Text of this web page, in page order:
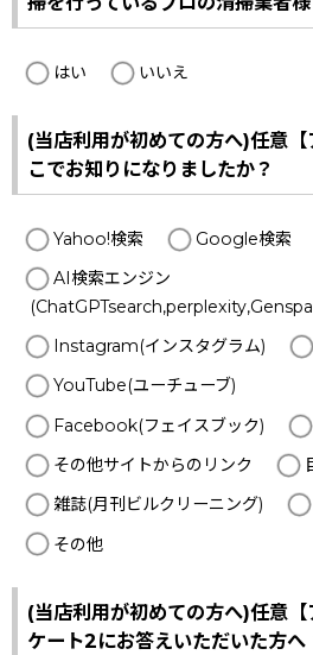
はい いいえ
(当店利用が初めての方へ)任意
こでお知りになりましたか？
Yahoo!検索 Google検索
AI検索エンジン
Instagram(インスタグラム)
YouTube(ユーチューブ)
Facebook(フェイスブック)
その他サイトからのリンク
雑誌(月刊ビルクリーニング)
その他
(当店利用が初めての方へ)任意
ケート2にお答えいただいた方へ